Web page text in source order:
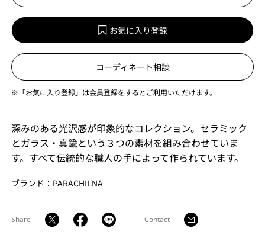
お気に入り登録
コーディネート相談
※「お気に入り登録」は会員登録をするとご利用いただけます。
深みのある光沢感が印象的なコレクション。セラミック
とガラス・真鍮という３つの素材を組み合わせていま
す。すべて伝統的な職人の手によって作られています。
ブランド：PARACHILNA
Share Contact